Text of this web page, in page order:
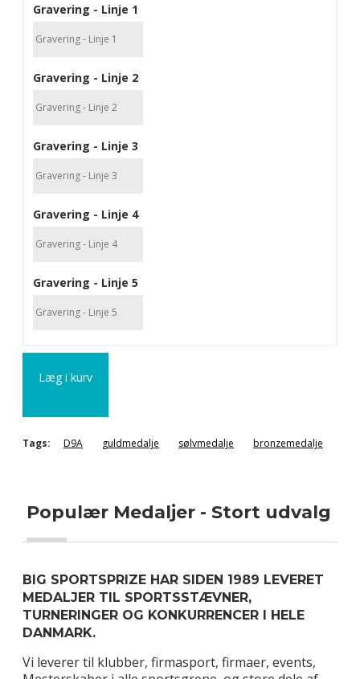
Gravering - Linje 1
Gravering - Linje 2
Gravering - Linje 3
Gravering - Linje 4
Gravering - Linje 5
Læg i kurv
Tags: D9A guldmedalje sølvmedalje bronzemedalje
Populær Medaljer - Stort udvalg
BIG SPORTSPRIZE HAR SIDEN 1989 LEVERET
MEDALJER TIL SPORTSSTÆVNER,
TURNERINGER OG KONKURRENCER I HELE
DANMARK.
Vi leverer til klubber, firmasport, firmaer, events,